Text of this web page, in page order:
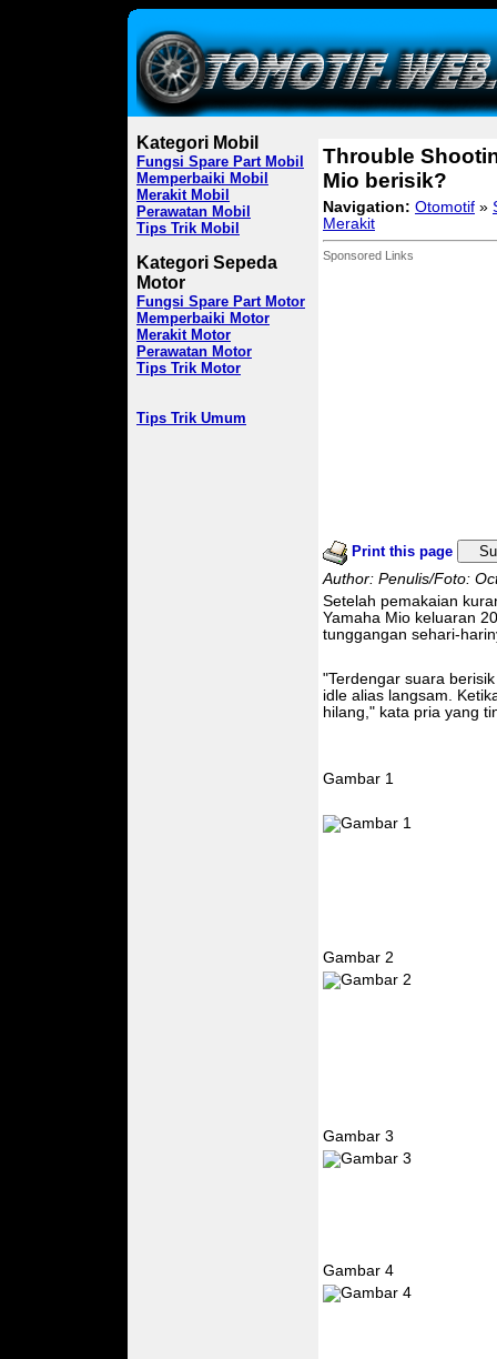
Kategori Mobil
Fungsi Spare Part Mobil
Memperbaiki Mobil
Merakit Mobil
Perawatan Mobil
Tips Trik Mobil
Kategori Sepeda
Motor
Fungsi Spare Part Motor
Memperbaiki Motor
Merakit Motor
Perawatan Motor
Tips Trik Motor
Tips Trik Umum
Throuble
Mio berisik?
Navigation: Otomotif »
Merakit
Sponsored Links
Print this page
Author: Penulis/Foto:
Setelah pemakaian
Yamaha Mio keluaran
tunggangan sehari-
"Terdengar suara
idle alias langsam.
hilang," kata pria yang
Gambar 1
Gambar 2
Gambar 3
Gambar 4